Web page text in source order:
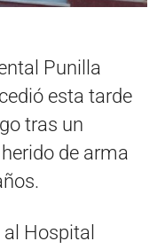
Punilla
esta tarde
tras un
de arma
Hospital